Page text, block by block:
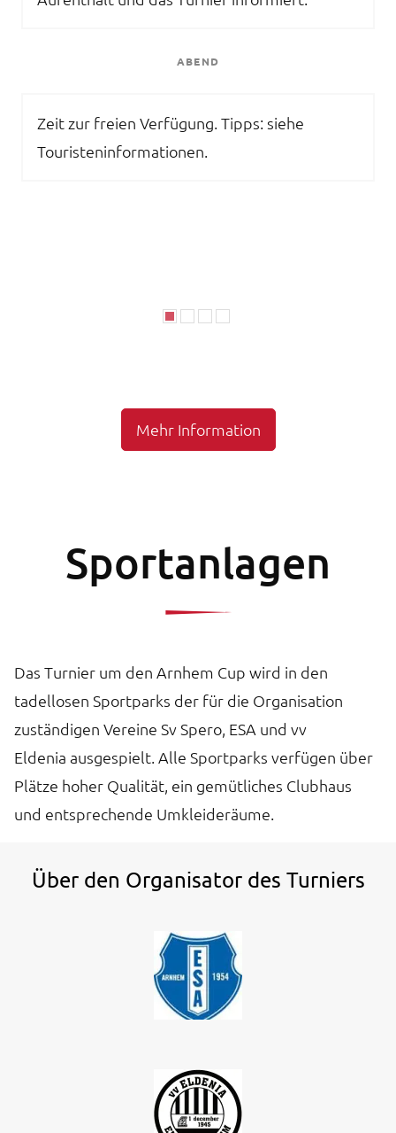
ABEND
Zeit zur freien Verfügung. Tipps: siehe
Touristeninformationen.
Mehr Information
Sportanlagen
Das Turnier um den Arnhem Cup wird in den
tadellosen Sportparks der für die Organisation
zuständigen Vereine Sv Spero, ESA und vv
Eldenia ausgespielt. Alle Sportparks verfügen über
Plätze hoher Qualität, ein gemütliches Clubhaus
und entsprechende Umkleideräume.
Über den Organisator des Turniers